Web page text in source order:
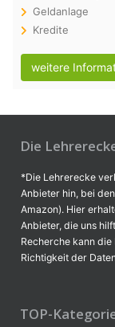
Geldanlage
Kredite
weitere
Die
*Die Lehrerecke
Anbieter hin, bei
Amazon). Hier
Anbieter, die uns
Recherche kann
Richtigkeit der
TOP-